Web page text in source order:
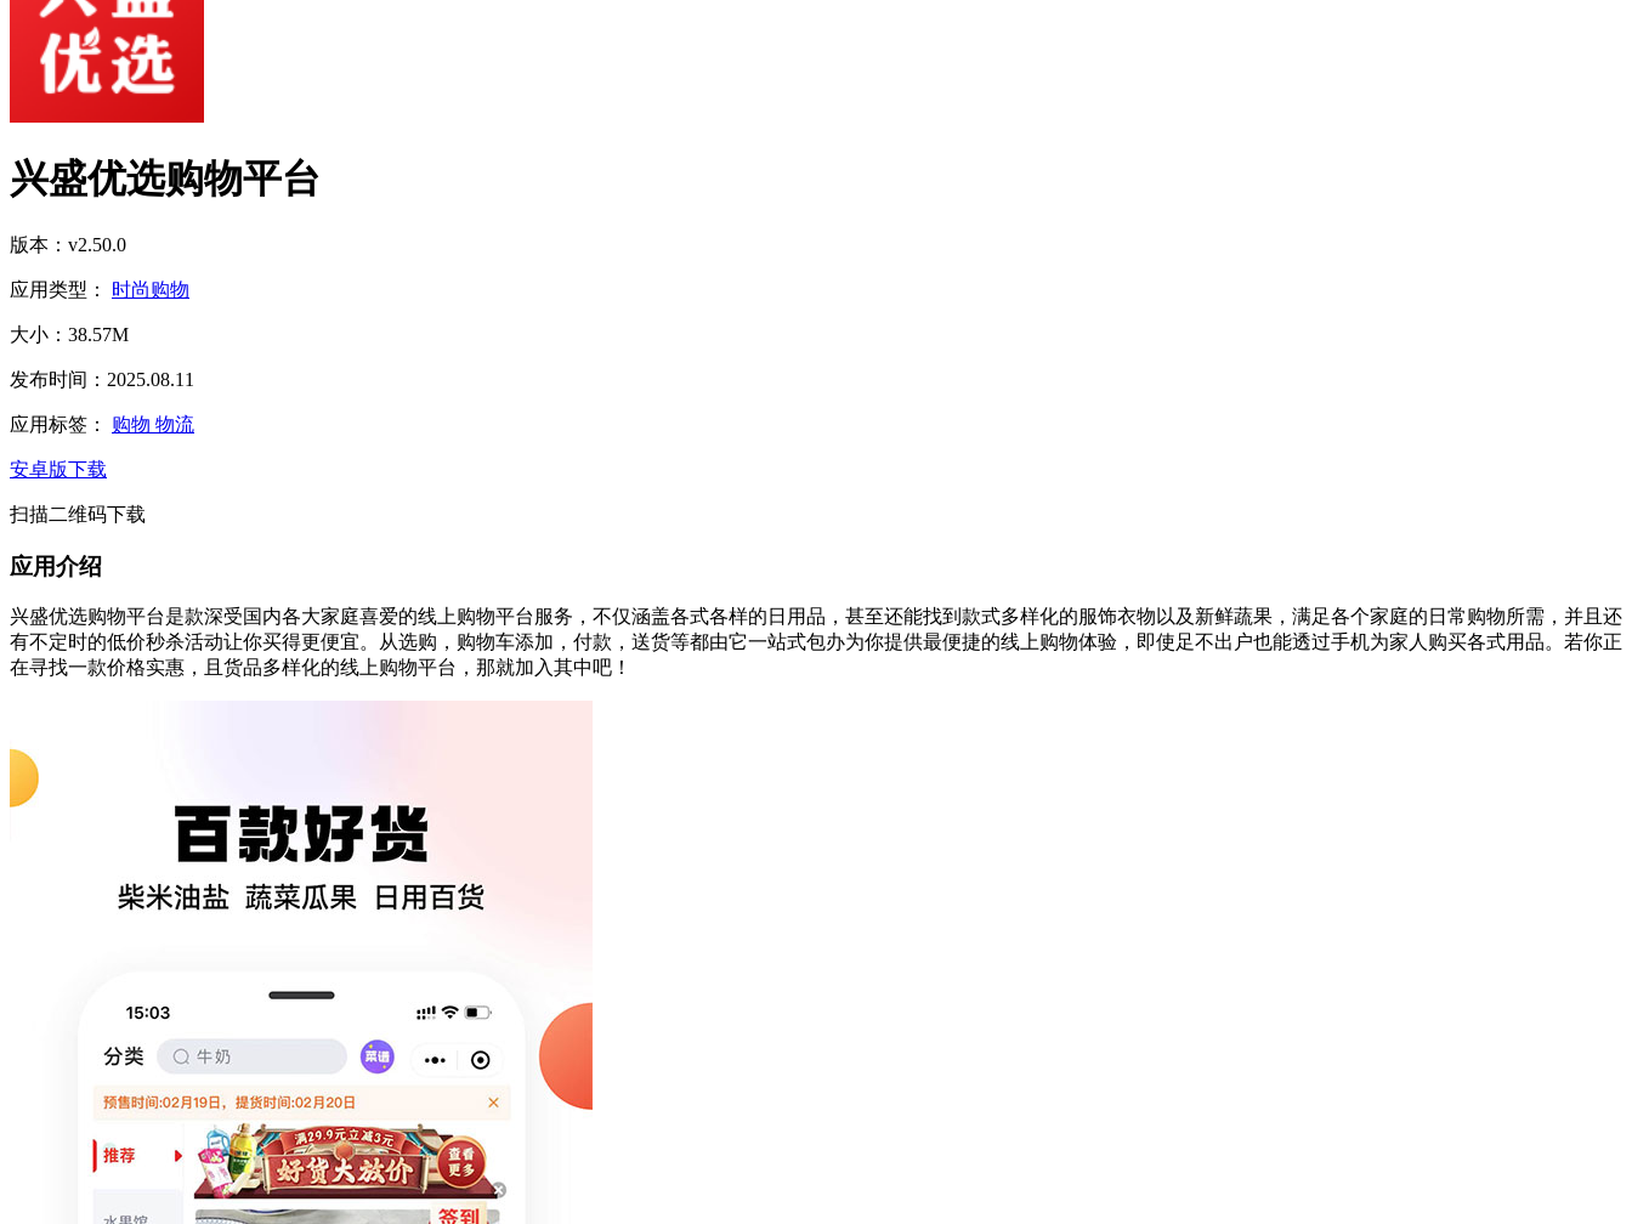
兴盛优选购物平台
版本：v2.50.0
应用类型： 时尚购物
大小：38.57M
发布时间：2025.08.11
应用标签： 购物 物流
安卓版下载
扫描二维码下载
应用介绍
兴盛优选购物平台是款深受国内各大家庭喜爱的线上购物平台服务，不仅涵盖各式各样的日用品，甚至还能找到款式多样化的服饰衣物以及新鲜蔬果，满足各个家庭的日常购物所需，并且还
有不定时的低价秒杀活动让你买得更便宜。从选购，购物车添加，付款，送货等都由它一站式包办为你提供最便捷的线上购物体验，即使足不出户也能透过手机为家人购买各式用品。若你正
在寻找一款价格实惠，且货品多样化的线上购物平台，那就加入其中吧！